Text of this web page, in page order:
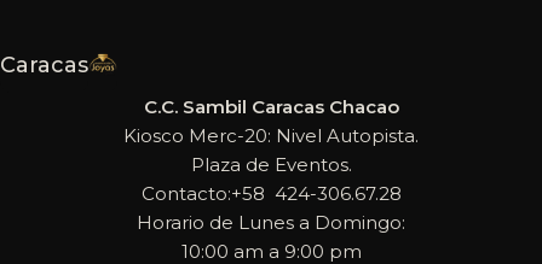
Caracas
C.C. Sambil Caracas Chacao
Kiosco Merc-20: Nivel Autopista.
Plaza de Eventos.
Contacto:+58 424-306.67.28
Horario de Lunes a Domingo:
10:00 am a 9:00 pm